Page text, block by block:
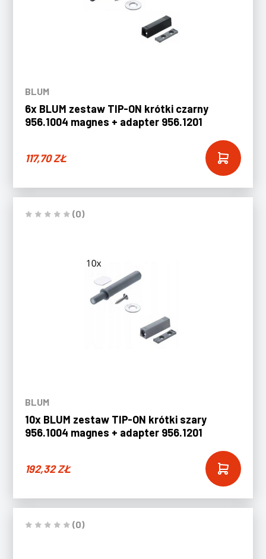
BLUM
6x BLUM zestaw TIP-ON krótki czarny
956.1004 magnes + adapter 956.1201
117,70ZŁ
(0)
BLUM
10x BLUM zestaw TIP-ON krótki szary
956.1004 magnes + adapter 956.1201
192,32ZŁ
(0)